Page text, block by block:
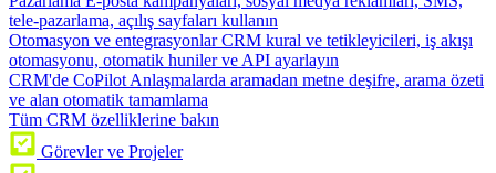
tele-pazarlama, açılış sayfaları kullanın
Otomasyon ve entegrasyonlar CRM kural ve tetikleyicileri, iş akışı
otomasyonu, otomatik huniler ve API ayarlayın
CRM'de CoPilot Anlaşmalarda aramadan metne deşifre, arama özeti
ve alan otomatik tamamlama
Tüm CRM özelliklerine bakın
Görevler ve Projeler